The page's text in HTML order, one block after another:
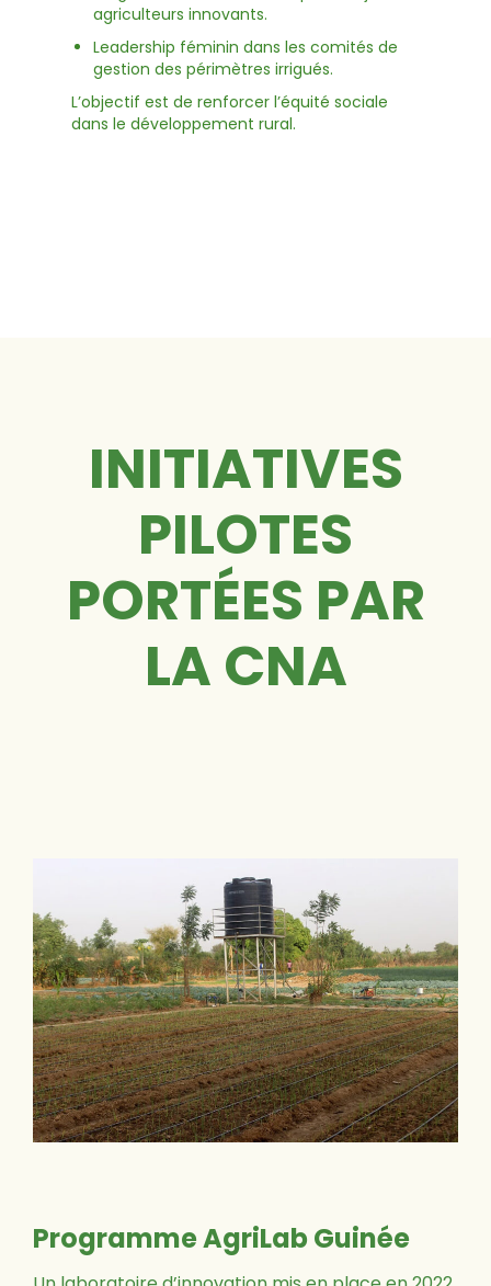
agriculteurs innovants.
Leadership féminin dans les comités de
gestion des périmètres irrigués.
L’objectif est de renforcer l’équité sociale
dans le développement rural.
INITIATIVES
PILOTES
PORTÉES PAR
LA CNA
Programme AgriLab Guinée